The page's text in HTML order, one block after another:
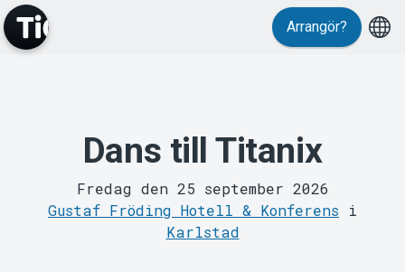
MyTickster
Arrangör?
Dans till Titanix
Fredag den 25 september 2026
Gustaf Fröding Hotell & Konferens i
Karlstad